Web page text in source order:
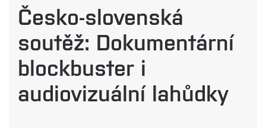
Česko-slovenská
soutěž: Dokumentární
blockbuster i
audiovizuální lahůdky